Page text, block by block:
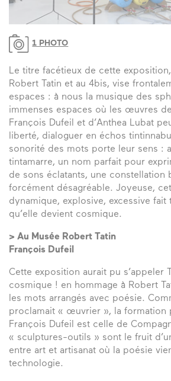
1 PHOTO
Le titre facétieux de cette
Robert Tatin et au 4bis, vise
espaces : à nous la musique des
immenses espaces où les œuvres
François Dufeil et d’Anthea Lubat
liberté, dialoguer en échos
sonorité des mots porte leur sens :
tintamarre, un nom parfait pour
de sons éclatants, une constellation
forcément désagréable. Joyeuse,
dynamique, explosive, excessive
qu’elle devient cosmique.
> Au Musée Robert Tatin
François Dufeil
Cette exposition aurait pu s’appeler
cosmique ! en hommage à Robert
les mots arrangés avec poésie.
proclamait « œuvrier », la formation
François Dufeil est celle de
« sculptures-outils » sont le fruit
entre art et artisanat où la poésie
technologie.